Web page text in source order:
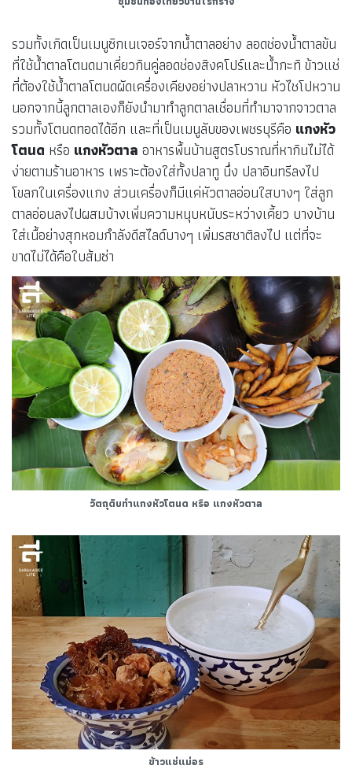
รวมทั้งเกิดเป็นเมนูซิกเนเจอร์จากน้ำตาลอย่าง ลอดช่องน้ำตาลข้น
ที่ใช้น้ำตาลโตนดมาเคี่ยวกินคู่ลอดช่องสิงคโปร์และน้ำกะทิ ข้าวแช่
ที่ต้องใช้น้ำตาลโตนดผัดเครื่องเคียงอย่างปลาหวาน หัวไชโปหวาน
นอกจากนี้ลูกตาลเองก็ยังนำมาทำลูกตาลเชื่อมที่ทำมาจากจาวตาล
รวมทั้งโตนดทอดได้อีก และที่เป็นเมนูลับของเพชรบุรีคือ แกงหัว
โตนด หรือ แกงหัวตาล อาหารพื้นบ้านสูตรโบราณที่หากินไม่ได้
ง่ายตามร้านอาหาร เพราะต้องใส่ทั้งปลาทู นึ่ง ปลาอินทรีลงไป
โขลกในเครื่องแกง ส่วนเครื่องก็มีแค่หัวตาลอ่อนใสบางๆ ใส่ลูก
ตาลอ่อนลงไปผสมบ้างเพิ่มความหนุบหนับระหว่างเคี้ยว บางบ้าน
ใส่เนื้อย่างสุกหอมกำลังดีสไลด์บางๆ เพิ่มรสชาติลงไป แต่ที่จะ
ขาดไม่ได้คือใบส้มซ่า
วัตถุดิบทำแกงหัวโตนด หรือ แกงหัวตาล
ข้าวแช่แม่อร